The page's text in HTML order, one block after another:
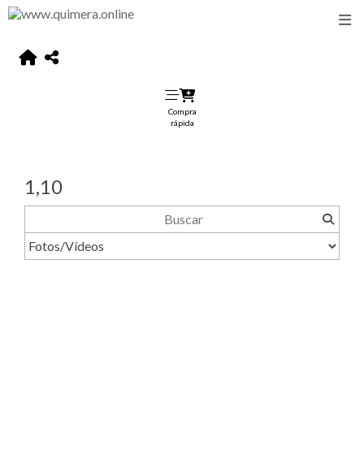
Compra
rápida
1,10